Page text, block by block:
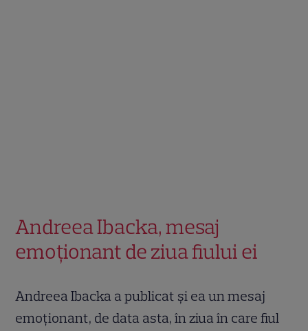
Andreea Ibacka, mesaj
emoționant de ziua fiului ei
Andreea Ibacka a publicat și ea un mesaj
emoționant, de data asta, în ziua în care fiul